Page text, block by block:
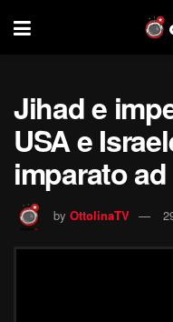
Jihad e
USA e
imparato ad
by OttolinaTV